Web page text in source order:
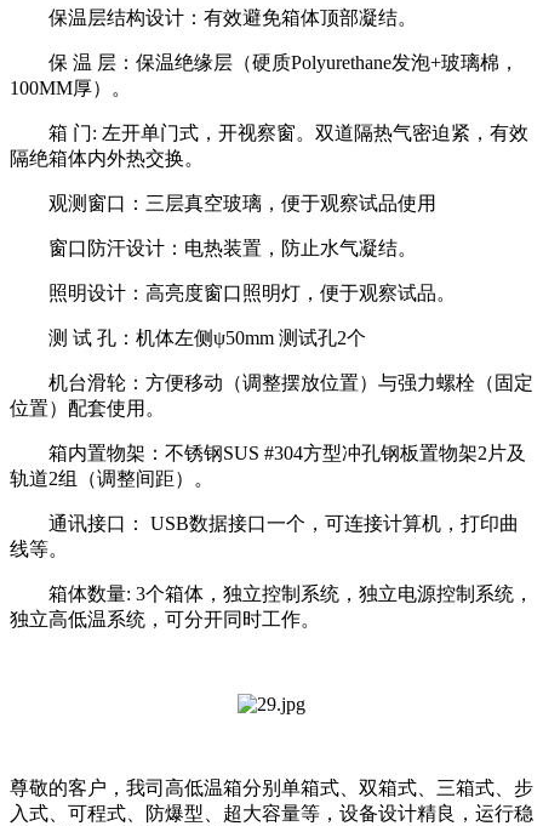
保温层结构设计：有效避免箱体顶部凝结。
保 温 层：保温绝缘层（硬质Polyurethane发泡+玻璃棉，
100MM厚）。
箱 门: 左开单门式，开视察窗。双道隔热气密迫紧，有效
隔绝箱体内外热交换。
观测窗口：三层真空玻璃，便于观察试品使用
窗口防汗设计：电热装置，防止水气凝结。
照明设计：高亮度窗口照明灯，便于观察试品。
测 试 孔：机体左侧ψ50mm 测试孔2个
机台滑轮：方便移动（调整摆放位置）与强力螺栓（固定
位置）配套使用。
箱内置物架：不锈钢SUS #304方型冲孔钢板置物架2片及
轨道2组（调整间距）。
通讯接口： USB数据接口一个，可连接计算机，打印曲
线等。
箱体数量: 3个箱体，独立控制系统，独立电源控制系统，
独立高低温系统，可分开同时工作。
尊敬的客户，我司高低温箱分别单箱式、双箱式、三箱式、步
入式、可程式、防爆型、超大容量等，设备设计精良，运行稳